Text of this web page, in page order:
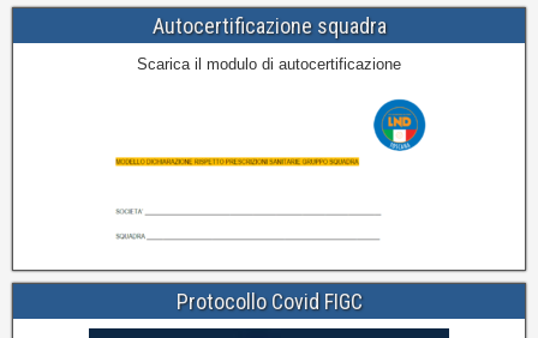
Autocertificazione squadra
Scarica il modulo di autocertificazione
Protocollo Covid FIGC